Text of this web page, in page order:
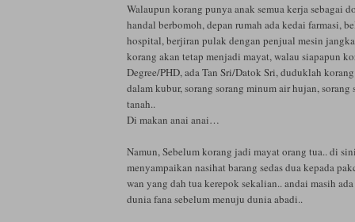
Walaupun korang punya anak semua kerja sebagai
handal berbomoh, depan rumah ada kedai farmasi,
hospital, berjiran pulak dengan penjual mesin
korang akan tetap menjadi mayat, walau siapapun
Degree/PHD, ada Tan Sri/Datok Sri, duduklah
dalam kubur, sorang sorang minum air hujan, sorang
tanah..
Di makan anai anai…
Namun, Sebelum korang jadi mayat orang tua.. di
menyampaikan nasihat barang sedas dua kepada
wan yang dah tua kerepok sekalian.. andai masih ada
dunia fana sebelum menuju dunia abadi..